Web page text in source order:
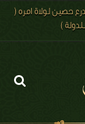
حصين لولاة امره (
)